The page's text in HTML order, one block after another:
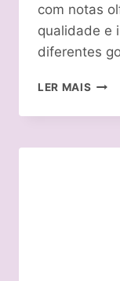
com notas
qualidade e
diferentes
LER MAIS TOP